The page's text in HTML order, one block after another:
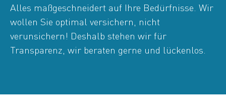
Alles maßgeschneidert auf Ihre Bedürfnisse. Wir
wollen Sie optimal versichern, nicht
verunsichern! Deshalb stehen wir für
Transparenz, wir beraten gerne und lückenlos.